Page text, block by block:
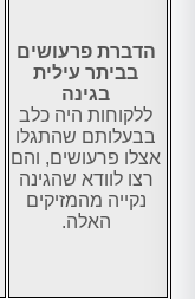
הדברת פרעושים
בביתר עילית
בגינה
ללקוחות היה כלב
בבעלותם שהתגלו
אצלו פרעושים, והם
רצו לוודא שהגינה
נקייה מהמזיקים
האלה.